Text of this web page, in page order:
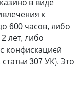
в виде
к
600 часов, либо
лет, либо
конфискацией
статьи 307 УК). Это